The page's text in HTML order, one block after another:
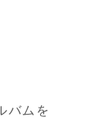
バムを